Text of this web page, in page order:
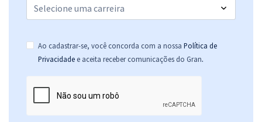
Ao cadastrar-se, você concorda com a nossa Política de
Privacidade e aceita receber comunicações do Gran.